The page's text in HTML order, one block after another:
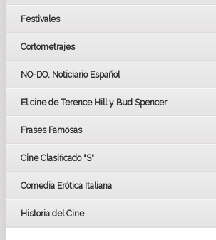
Festivales
LOS OSCARS
GOYAS
BAFTA
Cortometrajes
NO-DO. Noticiario Español
El cine de Terence Hill y Bud Spencer
Frases Famosas
Cine Clasificado "S"
Comedia Erótica Italiana
Historia del Cine